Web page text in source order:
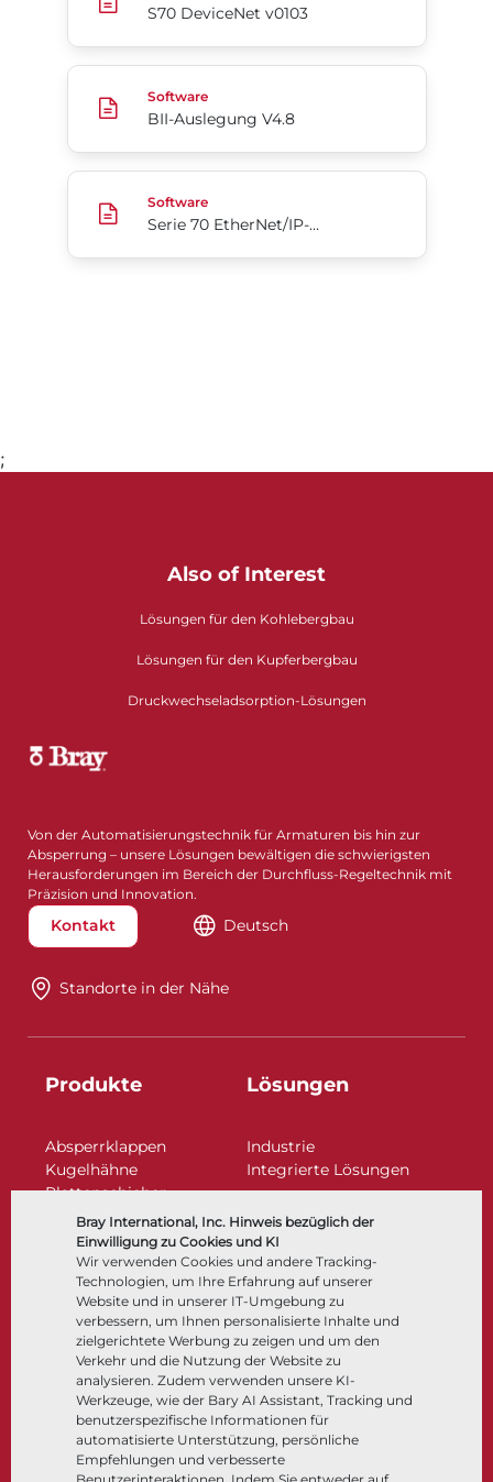
Bray International, Inc. Hinweis bezüglich der
Einwilligung zu Cookies und KI
Wir verwenden Cookies und andere Tracking-
Technologien, um Ihre Erfahrung auf unserer
Website und in unserer IT-Umgebung zu
verbessern, um Ihnen personalisierte Inhalte und
zielgerichtete Werbung zu zeigen und um den
Verkehr und die Nutzung der Website zu
analysieren. Zudem verwenden unsere KI-
Werkzeuge, wie der Bary AI Assistant, Tracking und
benutzerspezifische Informationen für
automatisierte Unterstützung, persönliche
Empfehlungen und verbesserte
S70 DeviceNet v0103
BII-Auslegung V4.8
Software
BII-Auslegung V4.8
Serie 70 EtherNet/IP-Add-On-Profil für Rockwell
Software
Serie 70 EtherNet/IP-Add-On-Profil für Rockwell Automation Studio5000
;
Also of Interest
Lösungen für den Kohlebergbau
Lösungen für den Kupferbergbau
Druckwechseladsorption-Lösungen
Von der Automatisierungstechnik für Armaturen bis hin zur
Absperrung – unsere Lösungen bewältigen die schwierigsten
Herausforderungen im Bereich der Durchfluss-Regeltechnik mit
Präzision und Innovation.
Kontakt Deutsch
Standorte in der Nähe​​​​​​​
Produkte
Absperrklappen
Kugelhähne
Plattenschieber
Regelarmaturen
Rückschlagklappen
Antriebe | Betätigungen
Steuer- und Regeltechnik
Tieftemperatur​​​​​​​
Lösungen
Industrie
Integrierte Lösungen
Unternehmen
Über
Standorte
Lieferantenmanagement
Nachhaltigkeit
Dokumentation
Dokumente
Wissenszentrum
Software
Werkstoffauswahl